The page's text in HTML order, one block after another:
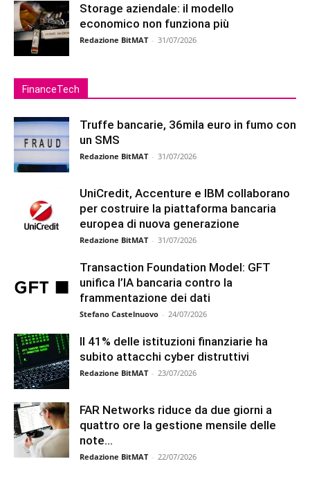
Storage aziendale: il modello
economico non funziona più
Redazione BitMAT - 31/07/2026
FinanceTech
Truffe bancarie, 36mila euro in fumo con
un SMS
Redazione BitMAT - 31/07/2026
UniCredit, Accenture e IBM collaborano
per costruire la piattaforma bancaria
europea di nuova generazione
Redazione BitMAT - 31/07/2026
Transaction Foundation Model: GFT
unifica l’IA bancaria contro la
frammentazione dei dati
Stefano Castelnuovo - 24/07/2026
Il 41% delle istituzioni finanziarie ha
subito attacchi cyber distruttivi
Redazione BitMAT - 23/07/2026
FAR Networks riduce da due giorni a
quattro ore la gestione mensile delle
note...
Redazione BitMAT - 22/07/2026